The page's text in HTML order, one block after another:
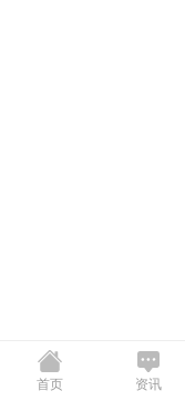
首页 资讯